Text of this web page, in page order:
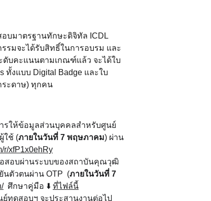
บมาตรฐานทักษะดิจิทัล ICDL
รรมจะได้รับสิทธิ์ในการอบรม และ
ดับคะแนนตามเกณฑ์แล้ว จะได้ใบ
ทั้งแบบ Digital Badge และใบ
ะดาษ) ทุกคน
รให้ข้อมูลส่วนบุคคลสำหรับศูนย์
ใช้ (ภายในวันที่ 7 พฤษภาคม) ผ่าน
r/xfP1x0ehRy
อสอบผ่านระบบของสถาบันคุณวุฒิ
นตัวตนผ่าน OTP  (ภายในวันที่ 7
  ศึกษาคู่มือ ⬇️
ที่ไฟล์นี้
ทดสอบฯ จะประสานงานต่อไป